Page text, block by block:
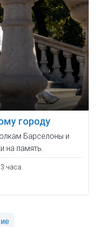
городу
Барселоны и
на память.
3 часа